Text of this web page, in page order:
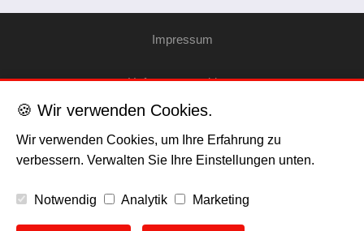
Impressum
Haftungsausschluss
Cookies
🍪 Wir verwenden Cookies.
Wir verwenden Cookies, um Ihre Erfahrung zu
verbessern. Verwalten Sie Ihre Einstellungen unten.
Notwendig Analytik Marketing